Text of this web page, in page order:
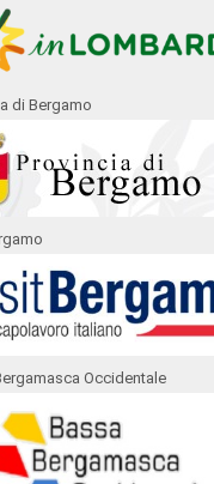
di Bergamo
Occidentale